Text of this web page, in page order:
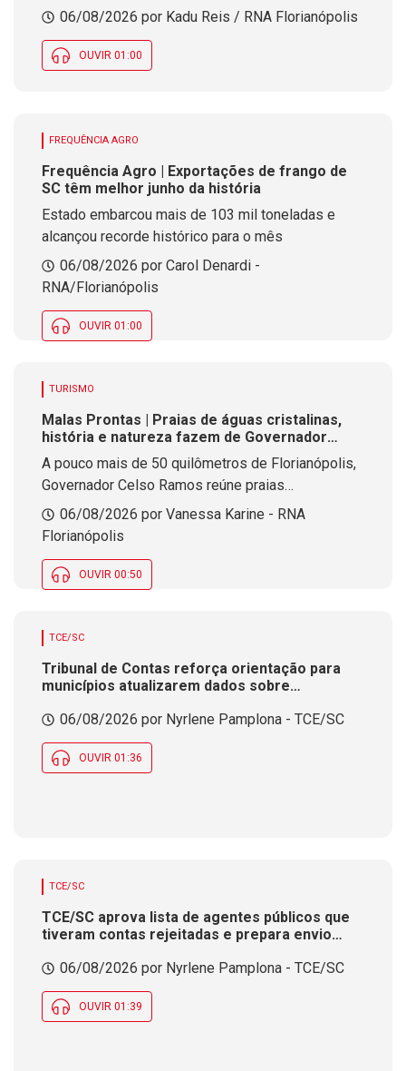
quatro de outubro
06/08/2026 por Kadu Reis / RNA Florianópolis
OUVIR 01:00
FREQUÊNCIA AGRO
Frequência Agro | Exportações de frango de
SC têm melhor junho da história
Estado embarcou mais de 103 mil toneladas e
alcançou recorde histórico para o mês
06/08/2026 por Carol Denardi -
RNA/Florianópolis
OUVIR 01:00
TURISMO
Malas Prontas | Praias de águas cristalinas,
história e natureza fazem de Governador
Celso Ramos um refúgio no litoral catarinense
A pouco mais de 50 quilômetros de Florianópolis,
Governador Celso Ramos reúne praias
paradisíacas, passeios de barco, patrimônio
histórico e paisagens que encantam visitantes em
06/08/2026 por Vanessa Karine - RNA
Florianópolis
OUVIR 00:50
TCE/SC
Tribunal de Contas reforça orientação para
municípios atualizarem dados sobre
06/08/2026 por Nyrlene Pamplona - TCE/SC
OUVIR 01:36
TCE/SC
TCE/SC aprova lista de agentes públicos que
tiveram contas rejeitadas e prepara envio
06/08/2026 por Nyrlene Pamplona - TCE/SC
OUVIR 01:39